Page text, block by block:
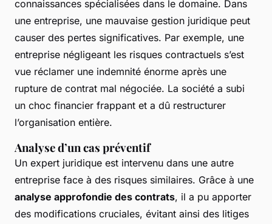
connaissances spécialisées dans le domaine. Dans
une entreprise, une mauvaise gestion juridique peut
causer des pertes significatives. Par exemple, une
entreprise négligeant les risques contractuels s’est
vue réclamer une indemnité énorme après une
rupture de contrat mal négociée. La société a subi
un choc financier frappant et a dû restructurer
l’organisation entière.
Analyse d’un cas préventif
Un expert juridique est intervenu dans une autre
entreprise face à des risques similaires. Grâce à une
analyse approfondie des contrats, il a pu apporter
des modifications cruciales, évitant ainsi des litiges